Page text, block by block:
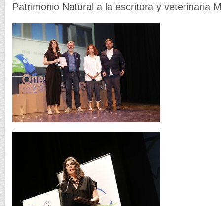
Patrimonio Natural a la escritora y veterinaria